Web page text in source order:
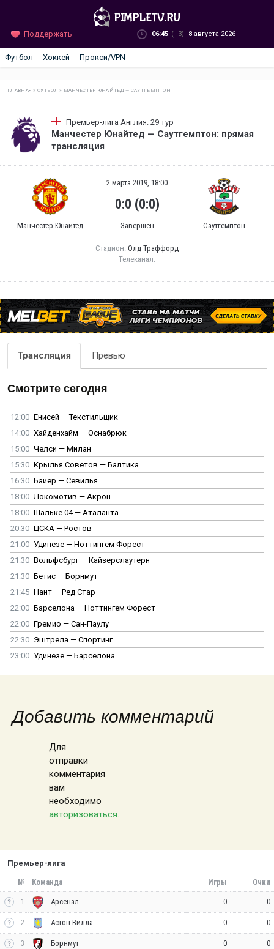
Поддержать 06:45 (+3) 8 августа 2026
Футбол Хоккей Прокси/VPN
ГЛАВНАЯ »ФУТБОЛ » МАНЧЕСТЕР ЮНАЙТЕД — САУТГЕМПТОН
Премьер-лига Англия. 29 тур
Манчестер Юнайтед — Саутгемптон: прямая
трансляция
Манчестер Юнайтед
2 марта 2019, 18:00
0:0 (0:0)
Завершен Саутгемптон
Стадион: Олд Траффорд
Телеканал:
Трансляция Превью
Смотрите сегодня
12:00 Енисей — Текстильщик
14:00 Хайденхайм — Оснабрюк
15:00 Челси — Милан
15:30 Крылья Советов — Балтика
16:30 Байер — Севилья
18:00 Локомотив — Акрон
18:00 Шальке 04 — Аталанта
20:30 ЦСКА — Ростов
21:00 Удинезе — Ноттингем Форест
21:30 Вольфсбург — Кайзерслаутерн
21:30 Бетис — Борнмут
21:45 Нант — Ред Стар
22:00 Барселона — Ноттингем Форест
22:00 Гремио — Сан-Паулу
22:30 Эштрела — Спортинг
23:00 Удинезе — Барселона
Добавить комментарий
Для
отправки
комментария
вам
необходимо
авторизоваться.
Премьер-лига
№ Команда Игры Очки
1 Арсенал 0 0
2 Астон Вилла 0 0
3 Борнмут 0 0